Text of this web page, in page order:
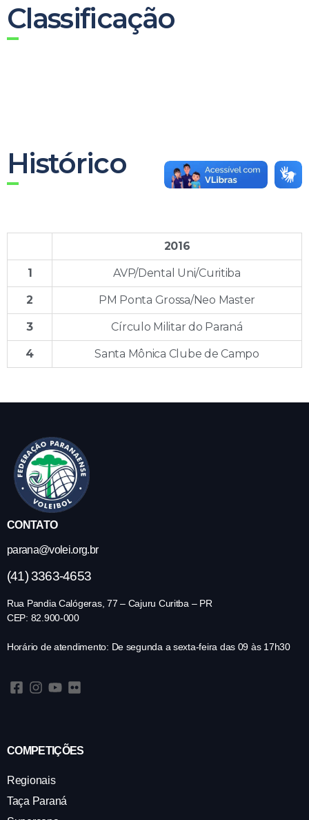
Classificação
Histórico
2016
1 AVP/Dental Uni/Curitiba
2 PM Ponta Grossa/Neo Master
3 Círculo Militar do Paraná
4 Santa Mônica Clube de Campo
CONTATO
parana@volei.org.br
(41) 3363-4653
Rua Pandia Calógeras, 77 – Cajuru Curitba – PR
CEP: 82.900-000
Horário de atendimento: De segunda a sexta-feira das 09 às 17h30
COMPETIÇÕES
Regionais
Taça Paraná